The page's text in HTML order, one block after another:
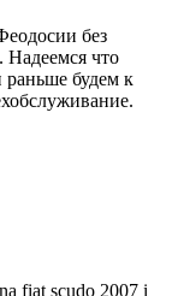
без
что
будем к
fiat scudo 2007 i